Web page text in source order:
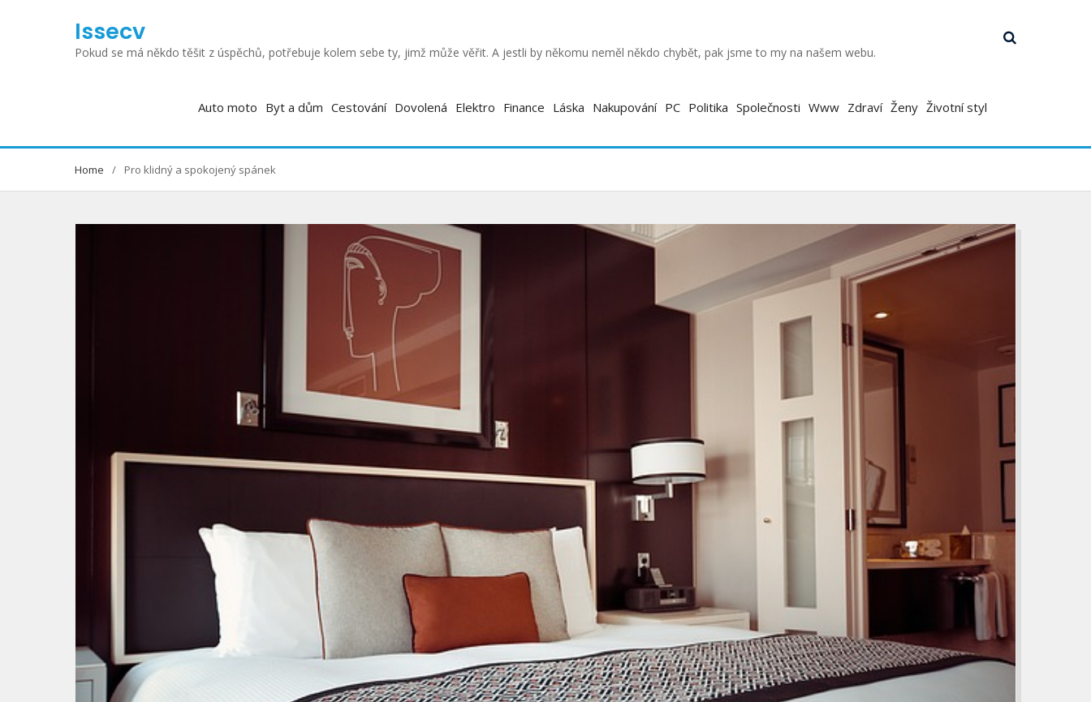
Issecv
Pokud se má někdo těšit z úspěchů, potřebuje kolem sebe ty, jimž může věřit. A jestli by někomu neměl někdo chybět, pak jsme to my na našem webu.
Auto moto Byt a dům Cestování Dovolená Elektro Finance Láska Nakupování PC Politika Společnosti Www Zdraví Ženy Životní styl
Home Pro klidný a spokojený spánek